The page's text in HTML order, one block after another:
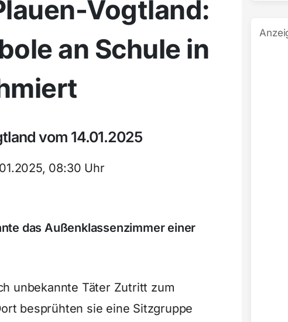
Vogtland:
an Schule in
vom 14.01.2025
08:30 Uhr
das Außenklassenzimmer einer
unbekannte Täter Zutritt zum
besprühten sie eine Sitzgruppe